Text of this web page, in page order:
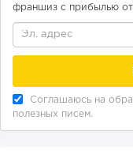
франшиз с прибылью
Соглашаюсь на
полезных писем.